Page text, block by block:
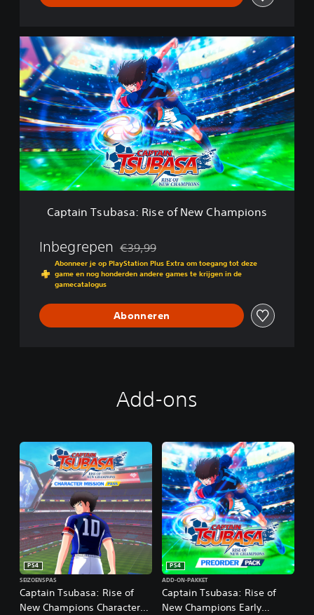
C
a
p
t
a
i
n
T
s
u
b
a
o
n
s
Captain Tsubasa: Rise of New Champions
Inbegrepen Korting ten opzichte van de
€39,99
Abonneer je op PlayStation Plus Extra om toegang tot deze
game en nog honderden andere games te krijgen in de
gamecatalogus
Abonneren
Add-ons
Captain Tsubasa: Rise of
New Champions Character
PS4
SEIZOENSPAS
Captain Tsubasa: Rise of
New Champions Early
PS4
ADD-ON-PAKKET